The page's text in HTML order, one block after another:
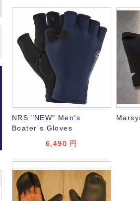
NRS "NEW" Men’s
Boater’s Gloves
6,490 円